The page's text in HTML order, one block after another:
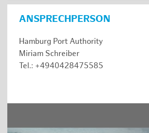
ANSPRECHPERSON
Hamburg Port Authority
Miriam Schreiber
Tel.: +4940428475585